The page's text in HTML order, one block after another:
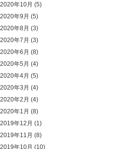
2020年10月 (5)
2020年9月 (5)
2020年8月 (3)
2020年7月 (3)
2020年6月 (8)
2020年5月 (4)
2020年4月 (5)
2020年3月 (4)
2020年2月 (4)
2020年1月 (8)
2019年12月 (1)
2019年11月 (8)
2019年10月 (10)